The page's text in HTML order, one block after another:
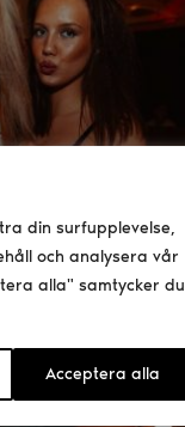
din surfupplevelse,
och analysera vår
alla" samtycker du
Acceptera alla